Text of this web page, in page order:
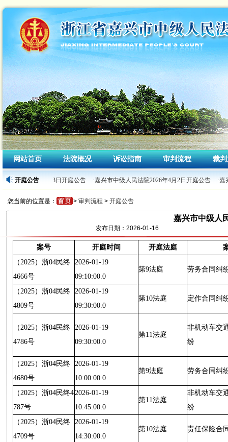
网站首页 法院概况 诉讼指南 审判流程 裁
开庭公告
民法院2026年4月3日开庭公告 ·嘉兴市中级人民法院2026年4月2日开庭公告 ·
您当前的位置是： > 审判流程 > 开庭公告
嘉兴市中级人
发布日期：2026-01-16
案号 开庭时间 开庭法庭
（2025）浙04民终
4666号
2026-01-19
09:10:00.0
第9法庭 劳务合同纠
（2025）浙04民终
4809号
2026-01-19
09:30:00.0
第10法庭 定作合同纠
（2025）浙04民终
4786号
2026-01-19
09:30:00.0
第11法庭
非机动车交
纷
（2025）浙04民终
4680号
2026-01-19
10:00:00.0
第9法庭 劳务合同纠
（2025）浙04民终4
787号
2026-01-19
10:45:00.0
第11法庭
非机动车交
纷
（2025）浙04民终
4709号
2026-01-19
14:30:00.0
第10法庭 责任保险合